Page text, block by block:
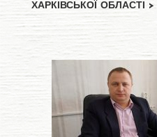
ХАРКІВСЬКОЇ ОБЛАСТІ >